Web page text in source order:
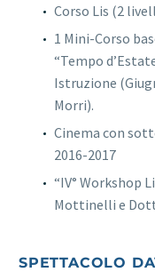
Corso Lis (2
1 Mini-Corso
“Tempo
Istruzione
Morri).
Cinema con
2016-2017
“IV° Workshop
Mottinelli e
SPETTACOLO